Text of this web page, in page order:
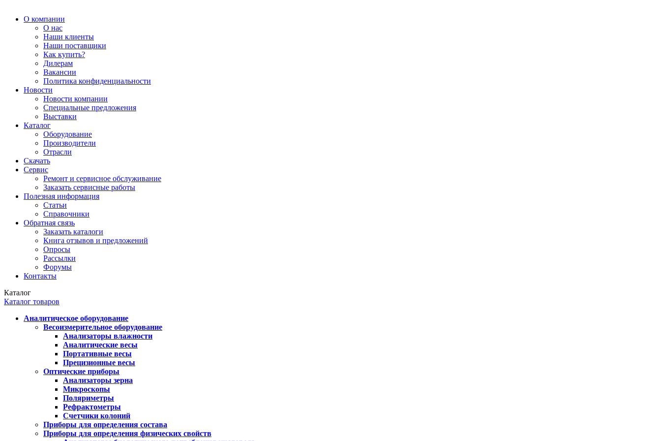
О компании
О нас
Наши клиенты
Наши поставщики
Как купить?
Дилерам
Вакансии
Политика конфиденциальности
Новости
Новости компании
Специальные предложения
Выставки
Каталог
Оборудование
Производители
Отрасли
Скачать
Сервис
Ремонт и сервисное обслуживание
Заказать сервисные работы
Полезная информация
Статьи
Справочники
Обратная связь
Заказать каталоги
Книга отзывов и предложений
Опросы
Рассылки
Форумы
Контакты
Каталог
Каталог товаров
Аналитическое оборудование
Весоизмерительное оборудование
Анализаторы влажности
Аналитические весы
Портативные весы
Прецизионные весы
Оптические приборы
Анализаторы зерна
Микроскопы
Поляриметры
Рефрактометры
Счетчики колоний
Приборы для определения состава
Приборы для определения физических свойств